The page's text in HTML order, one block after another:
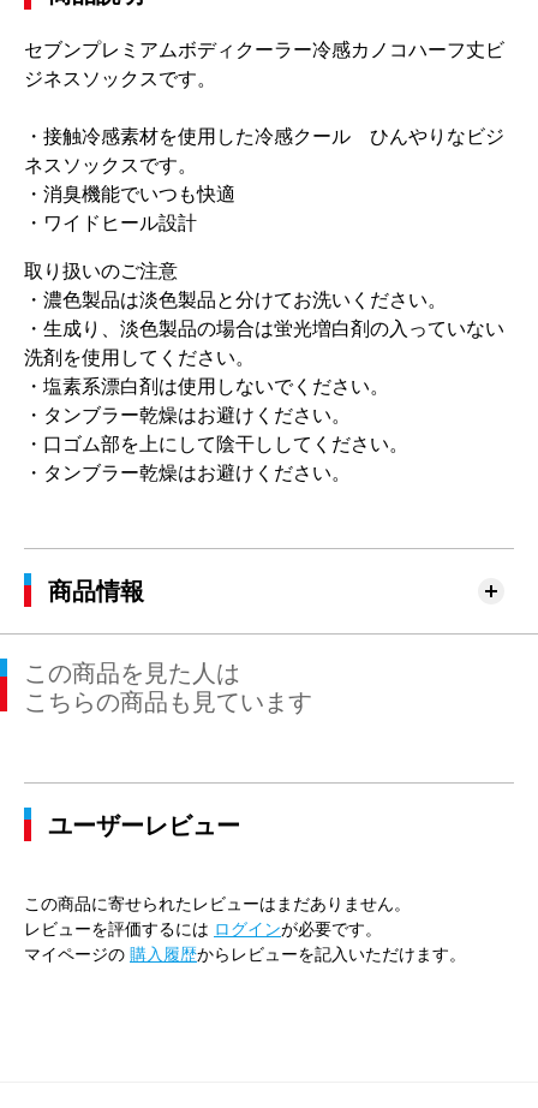
セブンプレミアムボディクーラー冷感カノコハーフ丈ビ
ジネスソックスです。
・接触冷感素材を使用した冷感クール ひんやりなビジ
ネスソックスです。
・消臭機能でいつも快適
・ワイドヒール設計
取り扱いのご注意
・濃色製品は淡色製品と分けてお洗いください。
・生成り、淡色製品の場合は蛍光増白剤の入っていない
洗剤を使用してください。
・塩素系漂白剤は使用しないでください。
・タンブラー乾燥はお避けください。
・口ゴム部を上にして陰干ししてください。
・タンブラー乾燥はお避けください。
商品情報
この商品を見た人は
こちらの商品も見ています
ユーザーレビュー
この商品に寄せられたレビューはまだありません。
レビューを評価するには ログインが必要です。
マイページの 購入履歴からレビューを記入いただけます。